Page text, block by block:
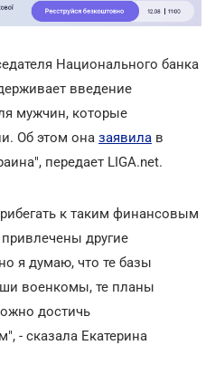
Национального банка
введение
мужчин, которые
Об этом она заявила в
передает LIGA.net.
к таким финансовым
другие
я думаю, что те базы
военкомы, те планы
достичь
- сказала Екатерина